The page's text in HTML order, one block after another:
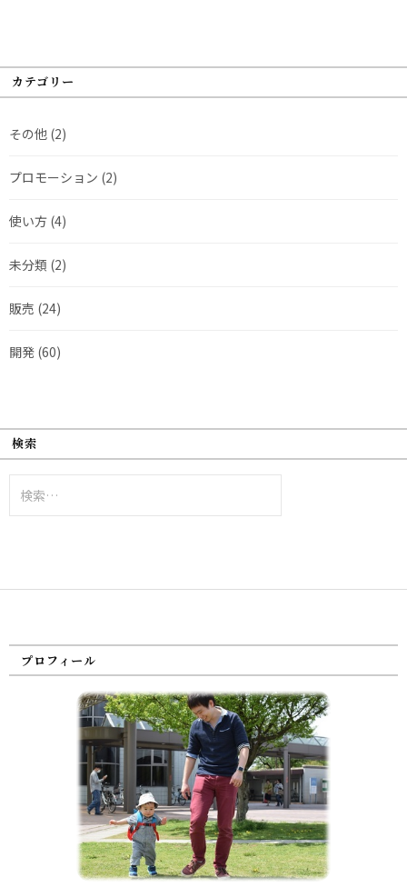
カテゴリー
その他 (2)
プロモーション (2)
使い方 (4)
未分類 (2)
販売 (24)
開発 (60)
検索
索:
プロフィール